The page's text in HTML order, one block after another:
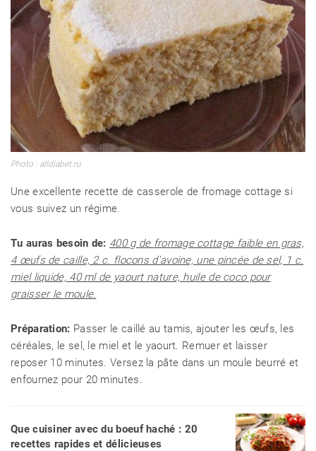
Photo : alldiabet.ru
Une excellente recette de casserole de fromage cottage si
vous suivez un régime.
Tu auras besoin de: 400 g de fromage cottage faible en gras,
4 œufs de caille, 2 c. flocons d'avoine, une pincée de sel, 1 c.
miel liquide, 40 ml de yaourt nature, huile de coco pour
graisser le moule.
Préparation: Passer le caillé au tamis, ajouter les œufs, les
céréales, le sel, le miel et le yaourt. Remuer et laisser
reposer 10 minutes. Versez la pâte dans un moule beurré et
enfournez pour 20 minutes.
Que cuisiner avec du boeuf haché : 20
recettes rapides et délicieuses